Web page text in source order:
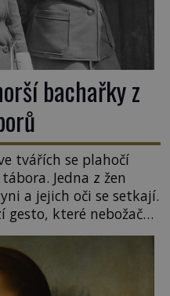
bachařky z
tvářích se plahočí
Jedna z žen
a jejich oči se setkají.
které nebožačku
Jména jako
Mengele (1911–
zná každý,
Jenže […]